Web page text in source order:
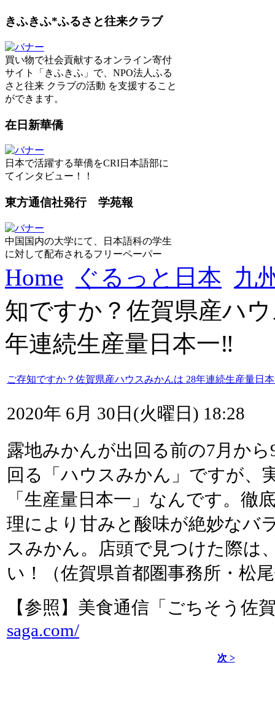
きふきふ*ふるさと往来クラブ
買い物で社会貢献するオンライン寄付
サイト「きふきふ」で、NPO法人ふる
さと往来 クラブの活動 を支援すること
ができます。
在日新華僑
日本で活躍する華僑をCRI日本語部に
てインタビュー！！
東方通信社発行 学苑報
中国国内の大学にて、日本語科の学生
に対して配布されるフリーペーパー
Home ぐるっと日本 九
知ですか？佐賀県産ハ
年連続生産量日本一‼
ご存知ですか？佐賀県産ハウスみかんは 28年連続生産量日
2020年 6月 30日(火曜日) 18:28
露地みかんが出回る前の7月か
回る「ハウスみかん」ですが、
「生産量日本一」なんです。徹
理により甘みと酸味が絶妙なバ
スみかん。店頭で見つけた際は
い！（佐賀県首都圏事務所・松
【参照】美食通信「ごちそう佐
saga.com/
次 >